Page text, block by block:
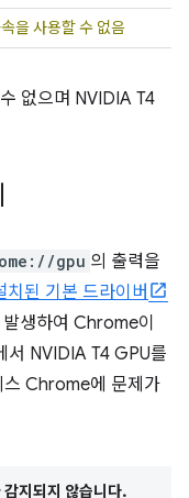
을 사용할 수 없음
없으며 NVIDIA T4
gpu 의 출력을
된 기본 드라이버
생하여 Chrome이
서 NVIDIA T4 GPU를
스 Chrome에 문제가
지되지 않습니다.